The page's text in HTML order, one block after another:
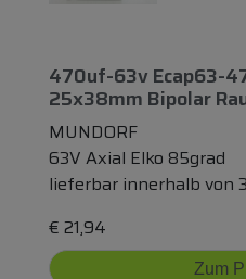
470uf-63v Ecap63-
25x38mm Bipolar
MUNDORF
63V Axial Elko 85grad
lieferbar innerhalb von
€ 21,94
Zum